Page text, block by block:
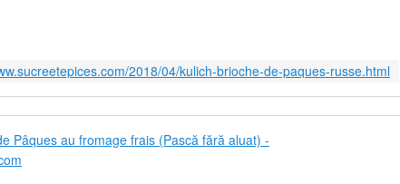
2018/04/kulich-brioche-de-paques-russe.html